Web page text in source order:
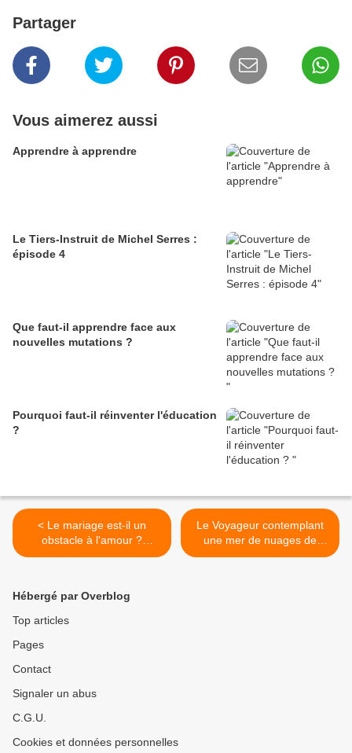
Partager
Vous aimerez aussi
Apprendre à apprendre
Le Tiers-Instruit de Michel Serres :
épisode 4
Que faut-il apprendre face aux
nouvelles mutations ?
Pourquoi faut-il réinventer l'éducation
?
< Le mariage est-il un
obstacle à l'amour ?
Réponse grâce à
Le Voyageur contemplant
une mer de nuages de
Caspar David Friedrich >
Hébergé par Overblog
Top articles
Pages
Contact
Signaler un abus
C.G.U.
Cookies et données personnelles